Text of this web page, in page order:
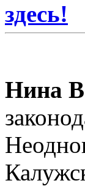
здесь!
Нина